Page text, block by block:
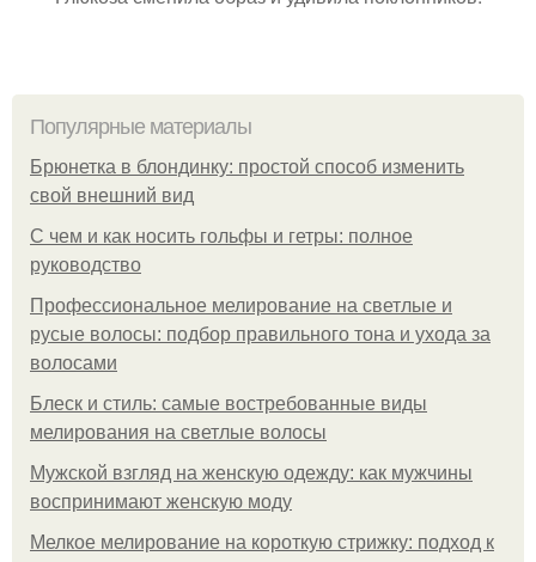
Популярные материалы
Брюнетка в блондинку: простой способ изменить
свой внешний вид
С чем и как носить гольфы и гетры: полное
руководство
Профессиональное мелирование на светлые и
русые волосы: подбор правильного тона и ухода за
волосами
Блеск и стиль: самые востребованные виды
мелирования на светлые волосы
Мужской взгляд на женскую одежду: как мужчины
воспринимают женскую моду
Мелкое мелирование на короткую стрижку: подход к